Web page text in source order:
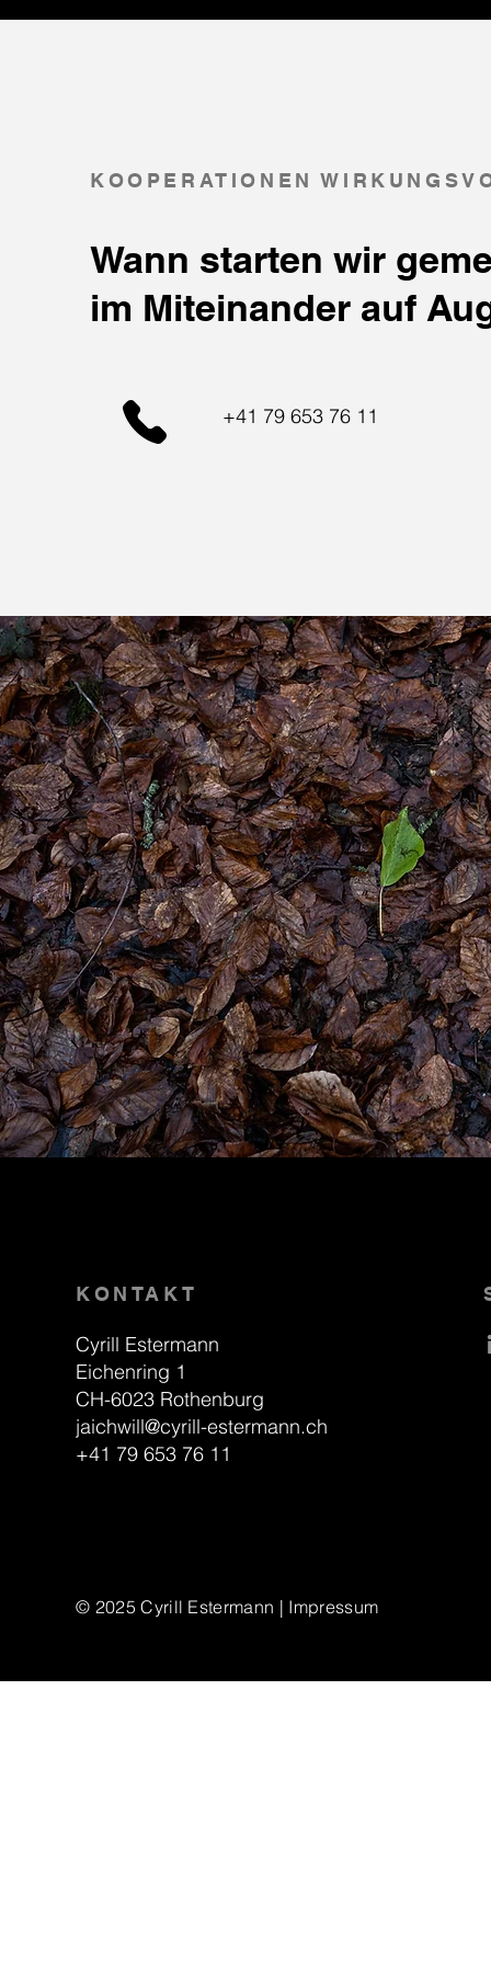
KOOPERATIONEN
Wann starten wir
im Miteinander auf
+41 79 653 76 11
KONTAKT
Cyrill Estermann
Eichenring 1
CH-6023 Rothenburg
jaichwill@cyrill-estermann.ch
+41 79 653 76 11
© 2025 Cyrill Estermann | Impressum